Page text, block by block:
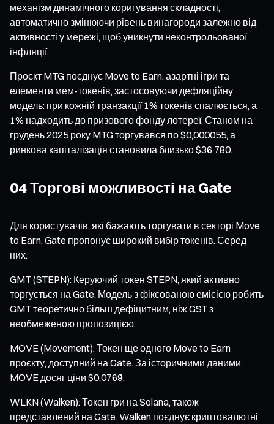
механізм динамічного коригування складності,
автоматично змінюючи рівень винагороди залежно від
активності у мережі, щоб уникнути неконтрольованої
інфляції.
Проєкт MTG поєднує Move to Earn, азартні ігри та
елементи мем-токенів, застосовуючи дефляційну
модель: при кожній транзакції 1% токенів спалюється, а
1% надходить до призового фонду лотереї. Станом на
грудень 2025 року MTG торгувався по $0,000055, а
ринкова капіталізація становила близько $36 780.
04 Торгові можливості на Gate
Для користувачів, які бажають торгувати в секторі Move
to Earn, Gate пропонує широкий вибір токенів. Серед
них:
GMT (STEPN): Керуючий токен STEPN, який активно
торгується на Gate. Модель з фіксованою емісією робить
GMT теоретично більш дефіцитним, ніж GST з
необмеженою пропозицією.
MOVE (Movement): Токен ще одного Move to Earn
проєкту, доступний на Gate. За історичними даними,
MOVE досяг ціни $0,0769.
WLKN (Walken): Токен гри на Solana, також
представлений на Gate. Walken поєднує криптовалютні